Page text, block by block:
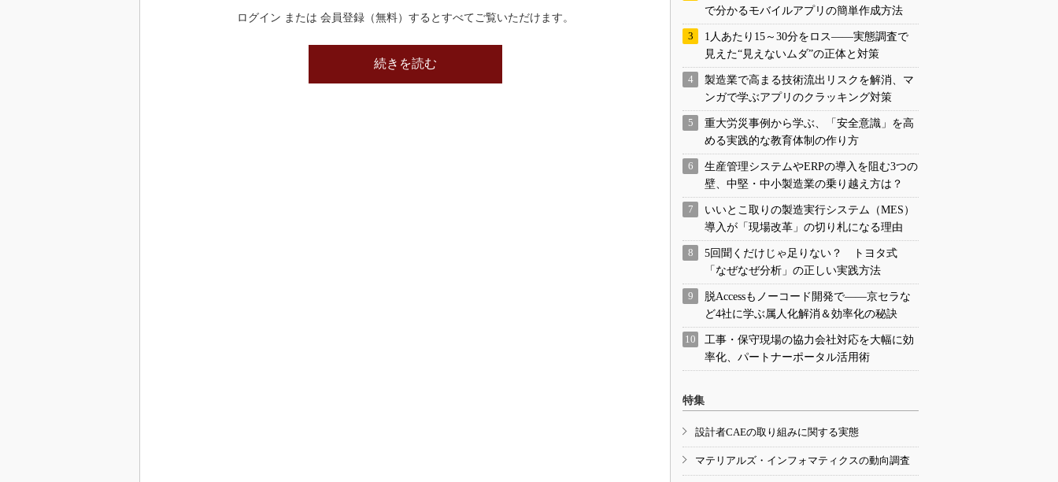
ログイン または 会員登録（無料）するとすべてご覧いただけます。
続きを読む
で分かるモバイルアプリの簡単作成方法
1人あたり15～30分をロス――実態調査で
見えた“見えないムダ”の正体と対策
製造業で高まる技術流出リスクを解消、マ
ンガで学ぶアプリのクラッキング対策
重大労災事例から学ぶ、「安全意識」を高
める実践的な教育体制の作り方
生産管理システムやERPの導入を阻む3つの
壁、中堅・中小製造業の乗り越え方は？
いいとこ取りの製造実行システム（MES）
導入が「現場改革」の切り札になる理由
5回聞くだけじゃ足りない？ トヨタ式
「なぜなぜ分析」の正しい実践方法
脱Accessもノーコード開発で――京セラな
ど4社に学ぶ属人化解消＆効率化の秘訣
工事・保守現場の協力会社対応を大幅に効
率化、パートナーポータル活用術
特集
設計者CAEの取り組みに関する実態
マテリアルズ・インフォマティクスの動向調査